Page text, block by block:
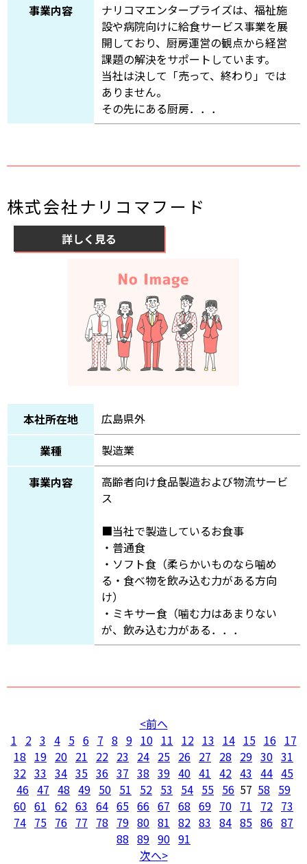
事業内容
ナリコマエンタープライズは、福祉施
設や病院向けに給食サービス事業を展
開しており、厨房運営の観点から経営
課題の解決をサポートしています。
当社は決して「売って、終わり」では
ありません。
その先にある厨房．．．
株式会社ナリコマフード
詳しく見る
本社所在地
広島県外
業種
製造業
事業内容
高齢者向け食品製造および物流サービ
ス
■当社で製造しているお食事
・普通食
・ソフト食（柔らかいものなら噛め
る・食べ物を飲み込む力がある方向
け）
・ミキサー食（噛む力はあまりない
が、飲み込む力がある．．．
前へ
1
2 3 4 5 6 7 8 9 10 11 12 13 14 15 16 17
18 19 20 21 22 23 24 25 26 27 28 29 30 31
32 33 34 35 36 37 38 39 40 41 42 43 44 45
46 47 48 49 50 51 52 53 54 55 56 57 58 59
60 61 62 63 64 65 66 67 68 69 70 71 72 73
74 75 76 77 78 79 80 81 82 83 84 85 86 87
88 89 90 91
次へ